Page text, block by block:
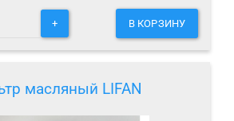
+ В КОРЗИНУ
масляный LIFAN